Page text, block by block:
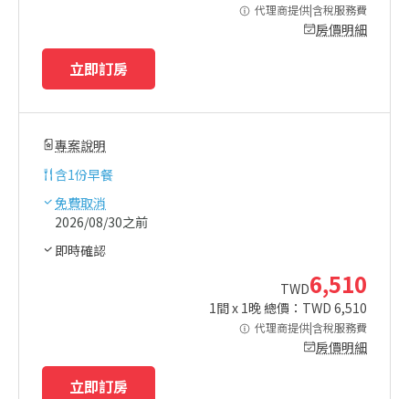
代理商提供|含稅服務費
房價明細
立即訂房
專案說明
含1份早餐
免費取消
2026/08/30之前
即時確認
TWD6,510
1間 x 1晚 總價：TWD 6,510
代理商提供|含稅服務費
房價明細
立即訂房